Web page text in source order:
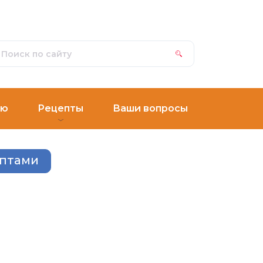
Рецепты Ваши вопросы